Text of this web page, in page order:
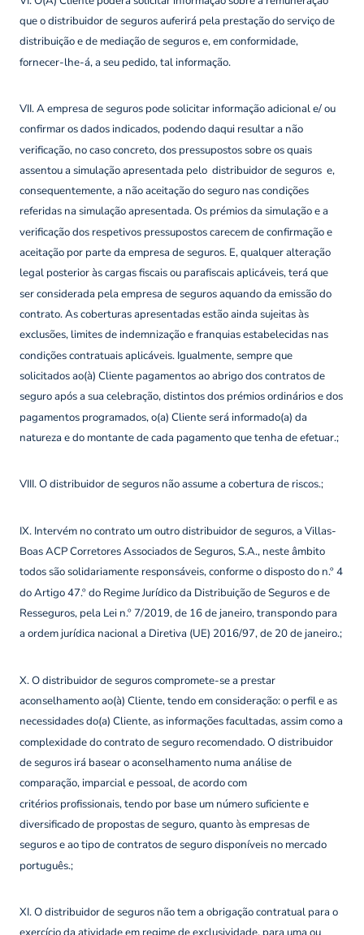
que o distribuidor de seguros auferirá pela prestação do serviço de
distribuição e de mediação de seguros e, em conformidade,
fornecer-lhe-á, a seu pedido, tal informação.
VII. A empresa de seguros pode solicitar informação adicional e/ ou
confirmar os dados indicados, podendo daqui resultar a não
verificação, no caso concreto, dos pressupostos sobre os quais
assentou a simulação apresentada pelo distribuidor de seguros e,
consequentemente, a não aceitação do seguro nas condições
referidas na simulação apresentada. Os prémios da simulação e a
verificação dos respetivos pressupostos carecem de confirmação e
aceitação por parte da empresa de seguros. E, qualquer alteração
legal posterior às cargas fiscais ou parafiscais aplicáveis, terá que
ser considerada pela empresa de seguros aquando da emissão do
contrato. As coberturas apresentadas estão ainda sujeitas às
exclusões, limites de indemnização e franquias estabelecidas nas
condições contratuais aplicáveis. Igualmente, sempre que
solicitados ao(à) Cliente pagamentos ao abrigo dos contratos de
seguro após a sua celebração, distintos dos prémios ordinários e dos
pagamentos programados, o(a) Cliente será informado(a) da
natureza e do montante de cada pagamento que tenha de efetuar.;
VIII. O distribuidor de seguros não assume a cobertura de riscos.;
IX. Intervém no contrato um outro distribuidor de seguros, a Villas-
Boas ACP Corretores Associados de Seguros, S.A., neste âmbito
todos são solidariamente responsáveis, conforme o disposto do n.º 4
do Artigo 47.º do Regime Jurídico da Distribuição de Seguros e de
Resseguros, pela Lei n.º 7/2019, de 16 de janeiro, transpondo para
a ordem jurídica nacional a Diretiva (UE) 2016/97, de 20 de janeiro.;
X. O distribuidor de seguros compromete-se a prestar
aconselhamento ao(à) Cliente, tendo em consideração: o perfil e as
necessidades do(a) Cliente, as informações facultadas, assim como a
complexidade do contrato de seguro recomendado. O distribuidor
de seguros irá basear o aconselhamento numa análise de
comparação, imparcial e pessoal, de acordo com
critérios profissionais, tendo por base um número suficiente e
diversificado de propostas de seguro, quanto às empresas de
seguros e ao tipo de contratos de seguro disponíveis no mercado
português.;
XI. O distribuidor de seguros não tem a obrigação contratual para o